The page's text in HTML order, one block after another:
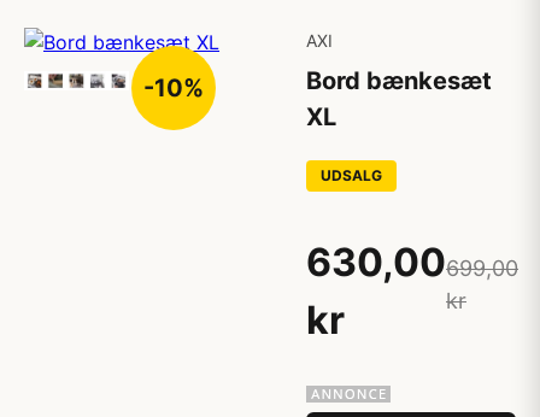
-10%
AXI
Bord bænkesæt
XL
UDSALG
630,00
kr
699,00
kr